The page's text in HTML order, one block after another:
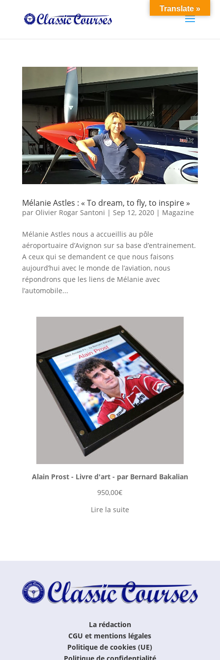
Mélanie Astles : « To dream, to fly, to inspire »
par Olivier Rogar Santoni | Sep 12, 2020| Magazine
Mélanie Astles nous a accueillis au pôle
aéroportuaire d’Avignon sur sa base d’entrainement.
A ceux qui se demandent ce que nous faisons
aujourd’hui avec le monde de l’aviation, nous
répondrons que les liens de Mélanie avec
l’automobile...
Alain Prost - Livre d'art - par Bernard Bakalian
950,00€
Lire la suite
La rédaction
CGU et mentions légales
Politique de cookies (UE)
Translate »